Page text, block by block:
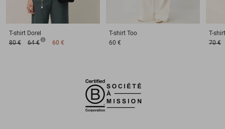
T-shirt Dorel
80 €
64 € 60 €
T-shirt Too
60 €
T-shirt
70 €